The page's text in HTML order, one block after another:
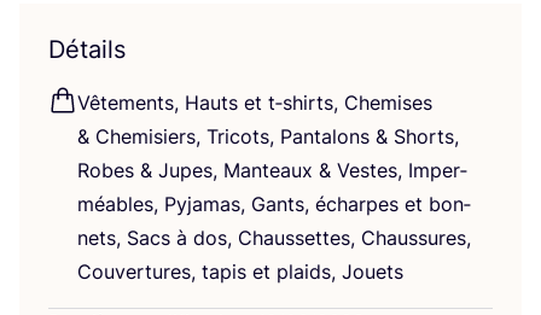
Détails
Vête­ments, Hauts et t‑shirts, Che­mises
& Che­mi­siers, Tri­cots, Pan­ta­lons & Shorts,
Robes & Jupes, Man­teaux & Vestes, Imper­
méables, Pyja­mas, Gants, écharpes et bon­
nets, Sacs à dos, Chaus­settes, Chaus­sures,
Cou­ver­tures, tapis et plaids, Jouets